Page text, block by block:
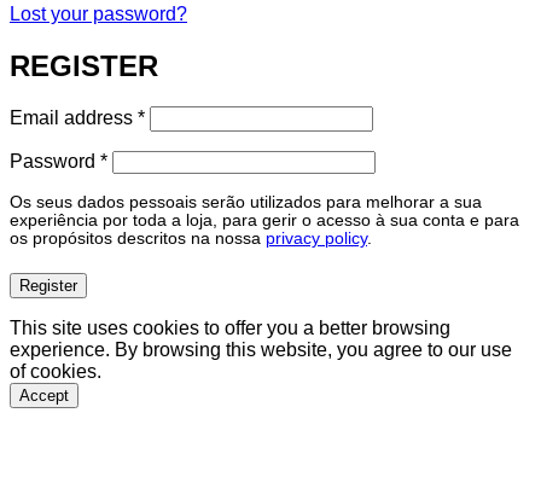
Lost your password?
REGISTER
Email address *Required
Password *Required
Os seus dados pessoais serão utilizados para melhorar a sua
experiência por toda a loja, para gerir o acesso à sua conta e para
os propósitos descritos na nossa privacy policy.
Register
This site uses cookies to offer you a better browsing
experience. By browsing this website, you agree to our use
of cookies.
Accept